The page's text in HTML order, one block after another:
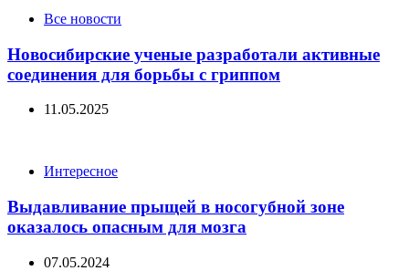
CategoriesВсе новости
Новосибирские ученые разработали активные
соединения для борьбы с гриппом
11.05.2025
CategoriesИнтересное
Выдавливание прыщей в носогубной зоне
оказалось опасным для мозга
07.05.2024